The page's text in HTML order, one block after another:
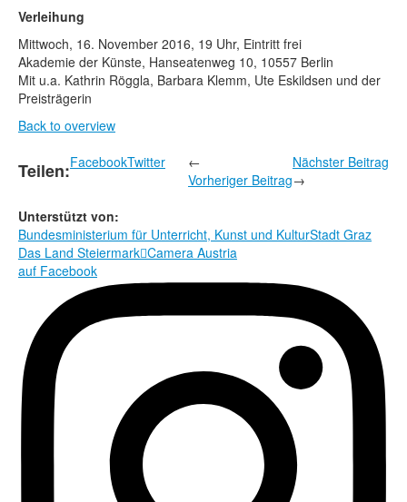
Verleihung
Mittwoch, 16. November 2016, 19 Uhr, Eintritt frei
Akademie der Künste, Hanseatenweg 10, 10557 Berlin
Mit u.a. Kathrin Röggla, Barbara Klemm, Ute Eskildsen und der
Preisträgerin
Back to overview
Teilen:FacebookTwitter
←
Vorheriger Beitrag
Nächster Beitrag
→
Unterstützt von:
Bundesministerium für Unterricht, Kunst und KulturStadt Graz
Das Land SteiermarkCamera Austria
auf Facebook